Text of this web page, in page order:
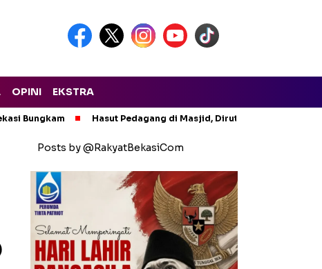
OPINI EKSTRA
Bungkam Hasut Pedagang di Masjid, Dirut PTMP Polisikan
Posts by @RakyatBekasiCom